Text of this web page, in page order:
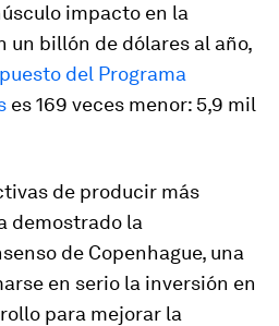
impacto en la
billón de dólares al año,
del Programa
es 169 veces menor: 5,9 mil
de producir más
demostrado la
de Copenhague, una
en serio la inversión en
para mejorar la